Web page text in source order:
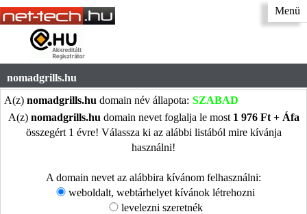
Menü
nomadgrills.hu
A(z) nomadgrills.hu domain név állapota: SZABAD
A(z) nomadgrills.hu domain nevet foglalja le most 1 976 Ft + Áfa
összegért 1 évre! Válassza ki az alábbi listából mire kívánja
használni!
A domain nevet az alábbira kívánom felhasználni:
weboldalt, webtárhelyet kívánok létrehozni
levelezni szeretnék